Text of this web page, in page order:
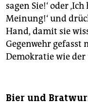
sagen Sie!‘ oder
Meinung!‘ und
Hand, damit sie
Gegenwehr gefasst
Demokratie wie der
Bier und